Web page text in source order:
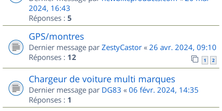
2024, 16:43
Réponses : 5
GPS/montres
Dernier message par ZestyCastor « 26 avr. 2024, 09:10
Réponses : 12 1 2
Chargeur de voiture multi marques
Dernier message par DG83 « 06 févr. 2024, 14:35
Réponses : 1